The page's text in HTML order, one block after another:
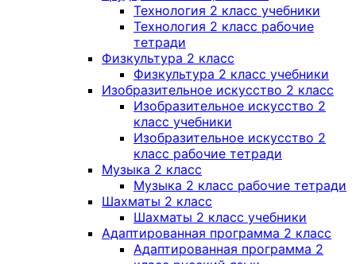
Технология 2 класс учебники
Технология 2 класс рабочие
тетради
Физкультура 2 класс
Физкультура 2 класс учебники
Изобразительное искусство 2 класс
Изобразительное искусство 2
класс учебники
Изобразительное искусство 2
класс рабочие тетради
Музыка 2 класс
Музыка 2 класс рабочие тетради
Шахматы 2 класс
Шахматы 2 класс учебники
Адаптированная программа 2 класс
Адаптированная программа 2